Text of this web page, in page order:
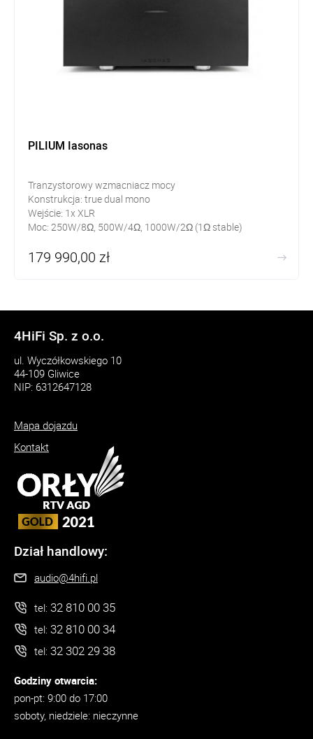
PILIUM Iasonas
Tranzystorowy wzmacniacz mocy
Konstrukcja: true dual mono
Wejście: 1x XLR
Moc: 250W/8Ω, 500W/4Ω, 1000W/2Ω (1Ω stable)
179 990,00 zł
4HiFi Sp. z o.o.
ul. Wyczółkowskiego 10
44-109 Gliwice
NIP: 6312647128
Mapa dojazdu
Kontakt
Dział handlowy:
audio@4hifi.pl
tel: 32 810 00 35
tel: 32 810 00 34
tel: 32 302 29 38
Godziny otwarcia:
pon-pt: 9:00 do 17:00
soboty, niedziele: nieczynne